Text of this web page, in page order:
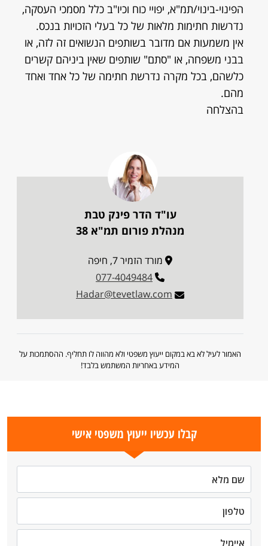
הפינוי-בינוי/תמ"א, יפויי כוח וכיו"ב כלל מסמכי העסקה,
נדרשות חתימות מלאות של כל בעלי הזכויות בנכס.
אין משמעות אם מדובר בשותפים הנשואים זה לזה, או
בבני משפחה, או "סתם" שותפים שאין ביניהם קשרים
כלשהם, בכל מקרה נדרשת חתימה של כל אחד ואחד
מהם.
בהצלחה
עו"ד הדר פינק טבת
מנהלת פורום תמ"א 38
מורד הזמיר 7, חיפה
077-4049484
Hadar@tevetlaw.com
האמור לעיל לא בא במקום ייעוץ משפטי ולא מהווה לו תחליף. ההסתמכות על
המידע באחריות המשתמש בלבד!
קבלו עכשיו ייעוץ משפטי אישי